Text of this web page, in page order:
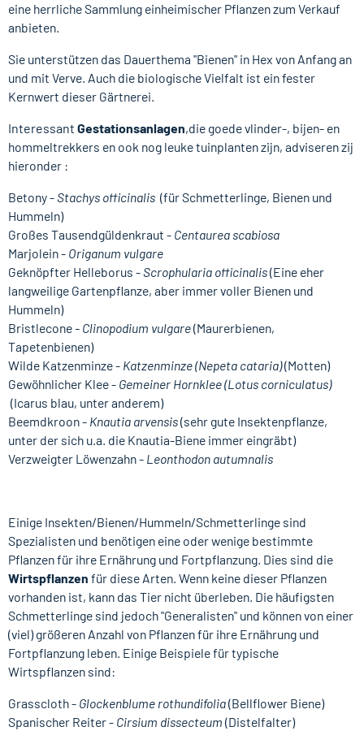
eine herrliche Sammlung einheimischer Pflanzen zum Verkauf
anbieten.
Sie unterstützen das Dauerthema "Bienen" in Hex von Anfang an
und mit Verve. Auch die biologische Vielfalt ist ein fester
Kernwert dieser Gärtnerei.
Interessant Gestationsanlagen,die goede vlinder-, bijen- en
hommeltrekkers en ook nog leuke tuinplanten zijn, adviseren zij
hieronder :
Betony -Stachys officinalis (für Schmetterlinge, Bienen und
Hummeln)
Großes Tausendgüldenkraut - Centaurea scabiosa
Marjolein - Origanum vulgare
Geknöpfter Helleborus -Scrophularia officinalis(Eine eher
langweilige Gartenpflanze, aber immer voller Bienen und
Hummeln)
Bristlecone- Clinopodium vulgare(Maurerbienen,
Tapetenbienen)
Wilde Katzenminze - Katzenminze (Nepeta cataria)(Motten)
Gewöhnlicher Klee - Gemeiner Hornklee (Lotus corniculatus)
(Icarus blau, unter anderem)
Beemdkroon - Knautia arvensis(sehr gute Insektenpflanze,
unter der sich u.a. die Knautia-Biene immer eingräbt)
Verzweigter Löwenzahn - Leonthodon autumnalis
Einige Insekten/Bienen/Hummeln/Schmetterlinge sind
Spezialisten und benötigen eine oder wenige bestimmte
Pflanzen für ihre Ernährung und Fortpflanzung. Dies sind die
Wirtspflanzen für diese Arten. Wenn keine dieser Pflanzen
vorhanden ist, kann das Tier nicht überleben. Die häufigsten
Schmetterlinge sind jedoch "Generalisten" und können von einer
(viel) größeren Anzahl von Pflanzen für ihre Ernährung und
Fortpflanzung leben. Einige Beispiele für typische
Wirtspflanzen sind:
Grasscloth - Glockenblume rothundifolia(Bellflower Biene)
Spanischer Reiter - Cirsium dissecteum (Distelfalter)